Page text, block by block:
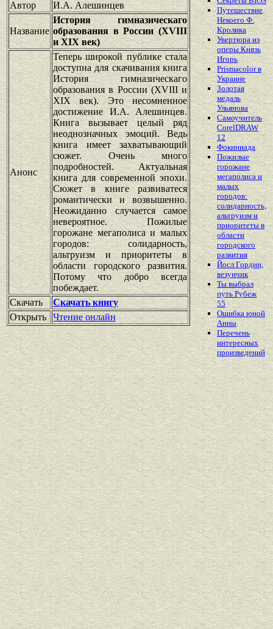
Автор И.А. Алешинцев
Название
История гимназическаго
образования в России (XVIII
и XIX век)
Анонс
Теперь широкой публике стала
доступна для скачивания книга
История гимназическаго
образования в России (XVIII и
XIX век). Это несомненное
достижение И.А. Алешинцев.
Книга вызывает целый ряд
неоднозначных эмоций. Ведь
книга имеет захватывающий
сюжет. Очень много
подробностей. Актуальная
книга для современной эпохи.
Сюжет в книге развиватеся
романтически и возвышенно.
Неожиданно случается самое
невероятное. Пожилые
горожане мегаполиса и малых
городов: солидарность,
альтруизм и приоритеты в
области городского развития.
Потому что добро всегда
побеждает.
Скачать
Скачать книгу
Открыть
Чтение онлайн
Путешествие
Некоего Ф.
Кролика
Увертюра из
оперы Князь
Игорь
Prismacolor в
Украине
Золотая
медаль
Ульянова
Самоучитель
CorelDRAW
12
Фокиниада
Пожилые
горожане
мегаполиса и
малых
городов:
солидарность,
альтруизм и
приоритеты в
области
городского
развития
Йосл Гордин,
везунчик
Ты выбрал
путь Рубеж
55
Ошибка юной
Анны
Перечень
интересных
произведений